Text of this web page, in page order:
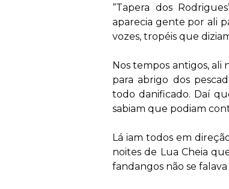
“Tapera dos
aparecia gente por ali
vozes, tropéis que
Nos tempos antigos,
para abrigo dos
todo danificado. Daí
sabiam que podiam
Lá iam todos em
noites de Lua Cheia
fandangos não se